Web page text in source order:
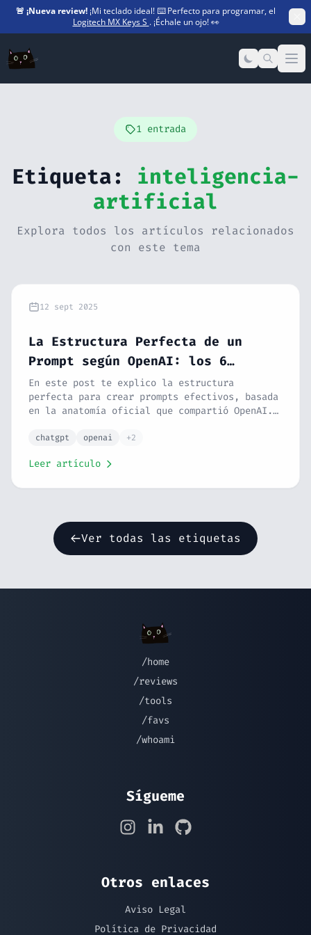
🚨 ¡Nueva review! ¡Mi teclado ideal! ⌨️ Perfecto para programar, el
Logitech MX Keys S . ¡Échale un ojo! 👀
1 entrada
Etiqueta: inteligencia-
artificial
Explora todos los artículos relacionados
con este tema
12 sept 2025
La Estructura Perfecta de un
Prompt según OpenAI: los 6
elementos clave
En este post te explico la estructura
perfecta para crear prompts efectivos, basada
en la anatomía oficial que compartió OpenAI.
contexto, razonamiento, formato y
exactamente lo que necesitas. Con ejemplos
chatgpt openai +2
Leer artículo
Ver todas las etiquetas
/home
/reviews
/tools
/favs
/whoami
Sígueme
Otros enlaces
Aviso Legal
Política de Privacidad